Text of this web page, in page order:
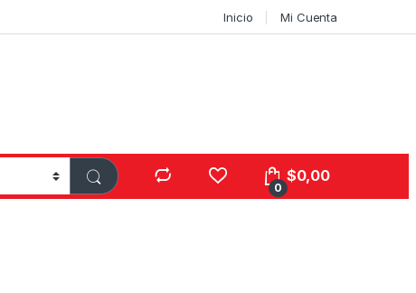
Inicio Mi Cuenta
0
$0,00